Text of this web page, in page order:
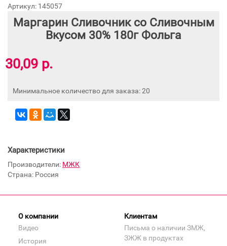
Артикул: 145057
Маргарин Сливочник со Сливочным
Вкусом 30% 180г Фольга
30,09 р.
Минимальное количество для заказа: 20
Характеристики
Производители: МЖК
Страна: Россия
О компании
Видео
История
Клиентам
Письма о наличии ЗМЖ,
ЗЖЖ в продуктах